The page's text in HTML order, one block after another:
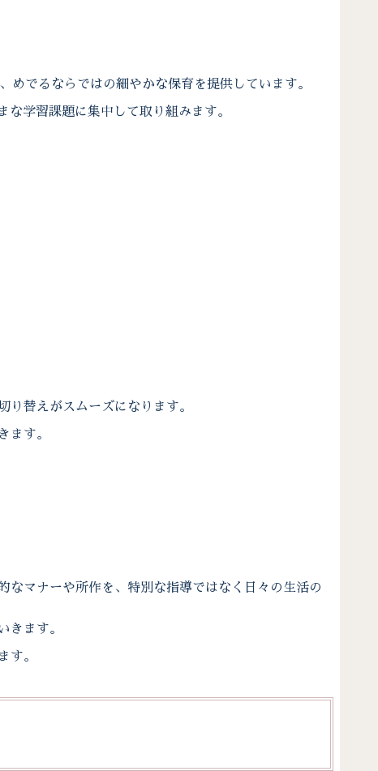
でるならではの細やかな保育を提供しています。
学習課題に集中して取り組みます。
替えがスムーズになります。
ます。
なマナーや所作を、特別な指導ではなく日々の生活の
きます。
す。